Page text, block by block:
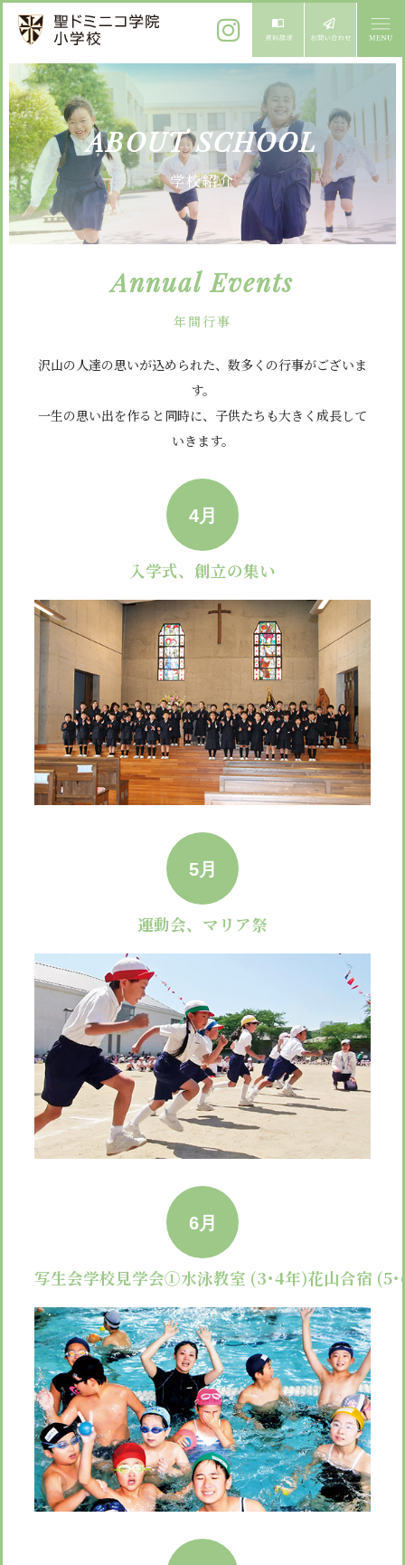
ご挨拶
校長メッセージ
先生からメッセージ
教育方針
教育方針 心・礼・知
心の育成
募集案内
よくある質問
諸届出用紙
通学用ランドセルについて
設備紹介
安心・安全
サイトマップ
アクセス
個人情報保護方針
follow us
ABOUT SCHOOL
学校紹介
Annual Events
年間行事
沢山の人達の思いが込められた、数多くの行事がございま
す。
一生の思い出を作ると同時に、子供たちも大きく成長して
いきます。
4月
入学式、創立の集い
5月
運動会、マリア祭
6月
写生会学校見学会①水泳教室 (3･4年)花山合宿 (5